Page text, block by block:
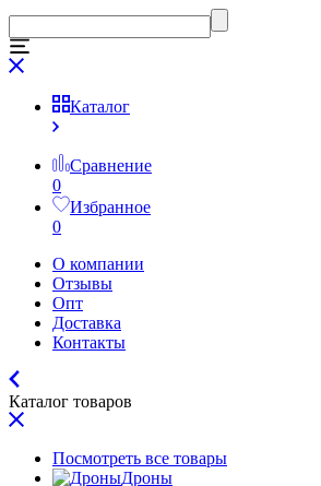
Каталог
Сравнение
0
Избранное
0
О компании
Отзывы
Опт
Доставка
Контакты
Каталог товаров
Посмотреть все товары
Дроны